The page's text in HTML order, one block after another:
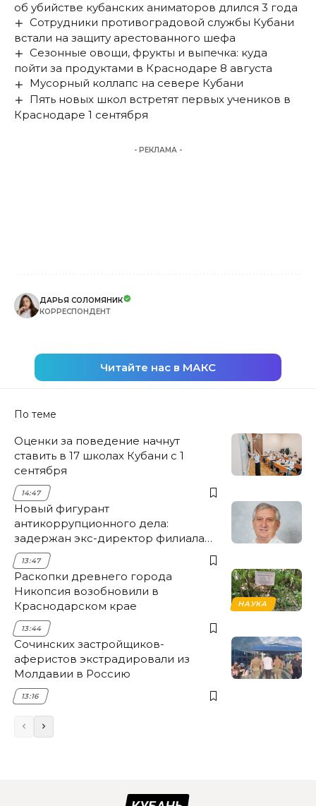
об убийстве кубанских аниматоров длился 3 года
Сотрудники противоградовой службы Кубани
встали на защиту арестованного шефа
Сезонные овощи, фрукты и выпечка: куда
пойти за продуктами в Краснодаре 8 августа
Мусорный коллапс на севере Кубани
Пять новых школ встретят первых учеников в
Краснодаре 1 сентября
- РЕКЛАМА -
ДАРЬЯ СОЛОМЯНИК
КОРРЕСПОНДЕНТ
Читайте нас в МАКС
По теме
Оценки за поведение начнут
ставить в 17 школах Кубани с 1
сентября
14:47
Новый фигурант
антикоррупционного дела:
задержан экс-директор филиала
НЭСК Крымска
13:47
НАУКА
Раскопки древнего города
Никопсия возобновили в
Краснодарском крае
13:44
Сочинских застройщиков-
аферистов экстрадировали из
Молдавии в Россию
13:16